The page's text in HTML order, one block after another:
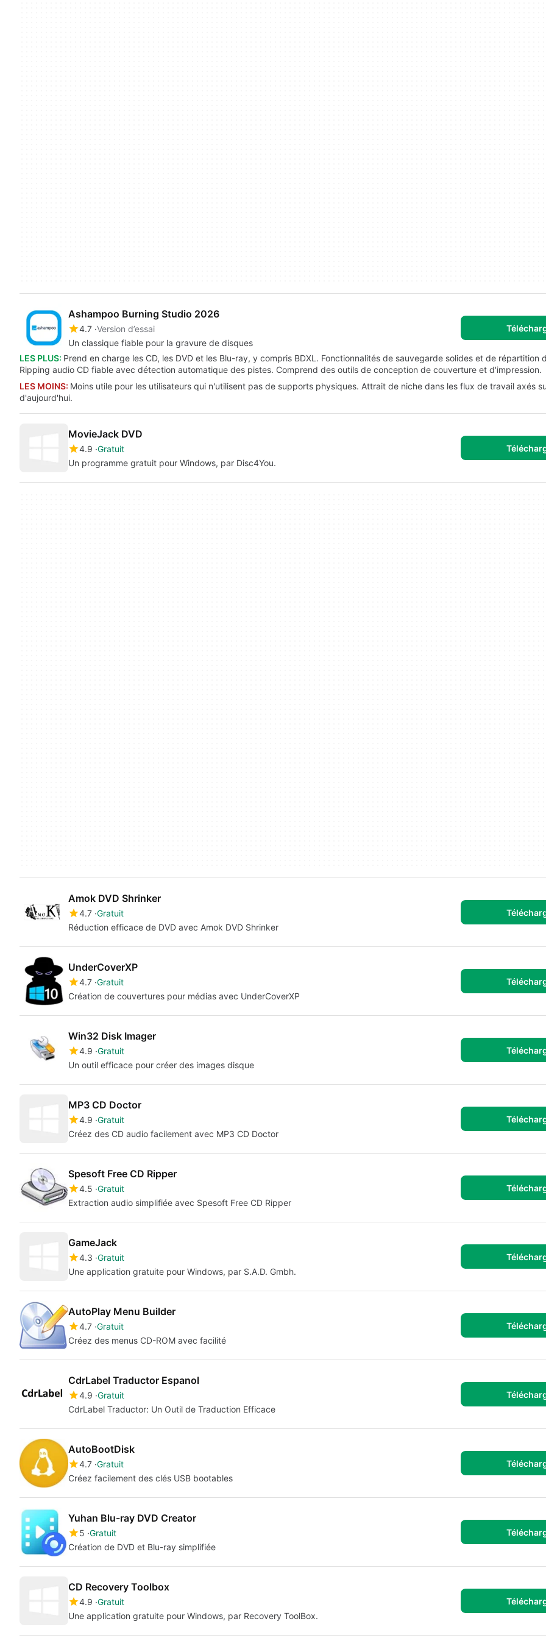
Ashampoo Burning Studio 2026
4.7 Version d’essai
Un classique fiable pour la gravure de disques
LES PLUS: Prend en charge les CD, les DVD et les Blu-ray, y compris BDXL. Fonctionnalités de sauvegarde solides et de répartition
Ripping audio CD fiable avec détection automatique des pistes. Comprend des outils de conception de couverture et d'impression.
LES MOINS: Moins utile pour les utilisateurs qui n'utilisent pas de supports physiques. Attrait de niche dans les flux de travail axés
d'aujourd'hui.
MovieJack DVD
4.9 Gratuit
Un programme gratuit pour Windows, par Disc4You.
Amok DVD Shrinker
4.7 Gratuit
Réduction efficace de DVD avec Amok DVD Shrinker
UnderCoverXP
4.7 Gratuit
Création de couvertures pour médias avec UnderCoverXP
Win32 Disk Imager
4.9 Gratuit
Un outil efficace pour créer des images disque
MP3 CD Doctor
4.9 Gratuit
Créez des CD audio facilement avec MP3 CD Doctor
Spesoft Free CD Ripper
4.5 Gratuit
Extraction audio simplifiée avec Spesoft Free CD Ripper
GameJack
4.3 Gratuit
Une application gratuite pour Windows, par S.A.D. Gmbh.
AutoPlay Menu Builder
4.7 Gratuit
Créez des menus CD-ROM avec facilité
CdrLabel Traductor Espanol
4.9 Gratuit
CdrLabel Traductor: Un Outil de Traduction Efficace
AutoBootDisk
4.7 Gratuit
Créez facilement des clés USB bootables
Yuhan Blu-ray DVD Creator
5 Gratuit
Création de DVD et Blu-ray simplifiée
CD Recovery Toolbox
4.9 Gratuit
Une application gratuite pour Windows, par Recovery ToolBox.